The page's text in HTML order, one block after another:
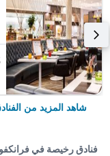
شاهد المزيد من
فنادق رخيصة في